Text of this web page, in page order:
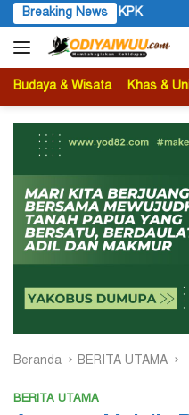
Langsung
ke
konten
Breaking News
Sengketa Tanah SP II
Budaya & Wisata Khas &
Beranda BERITA UTAMA
BERITA UTAMA